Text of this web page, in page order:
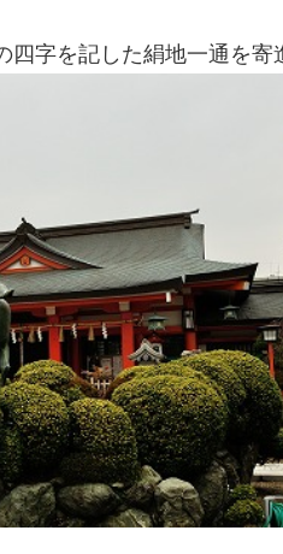
字を記した絹地一通を寄